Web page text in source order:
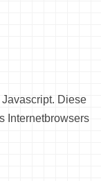
Diese
Internetbrowsers